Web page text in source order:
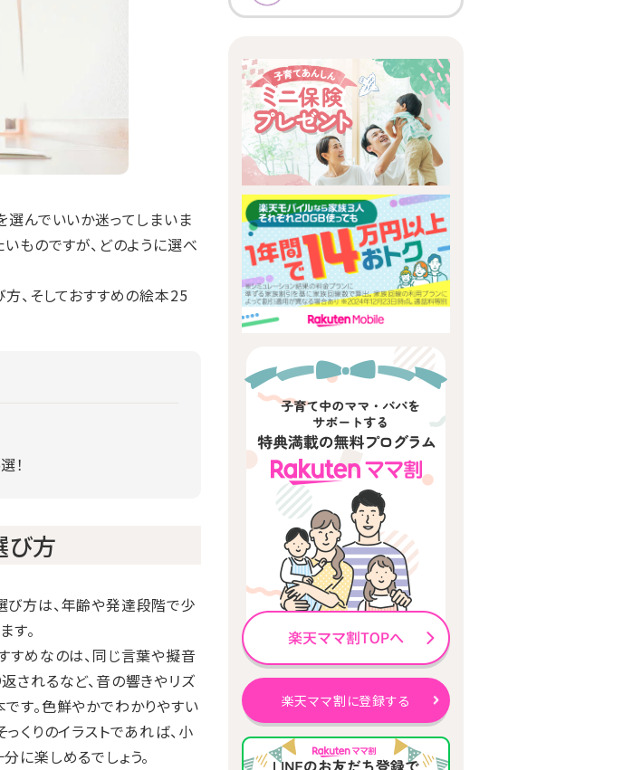
選んでいいか迷ってしまいま
ものですが、どのように選べ
、そしておすすめの絵本25
！
び方
び方は、年齢や発達段階で少
す。
すめなのは、同じ言葉や擬音
されるなど、音の響きやリズ
す。色鮮やかでわかりやすい
っくりのイラストであれば、小
に楽しめるでしょう。
楽天ママ割に登録する